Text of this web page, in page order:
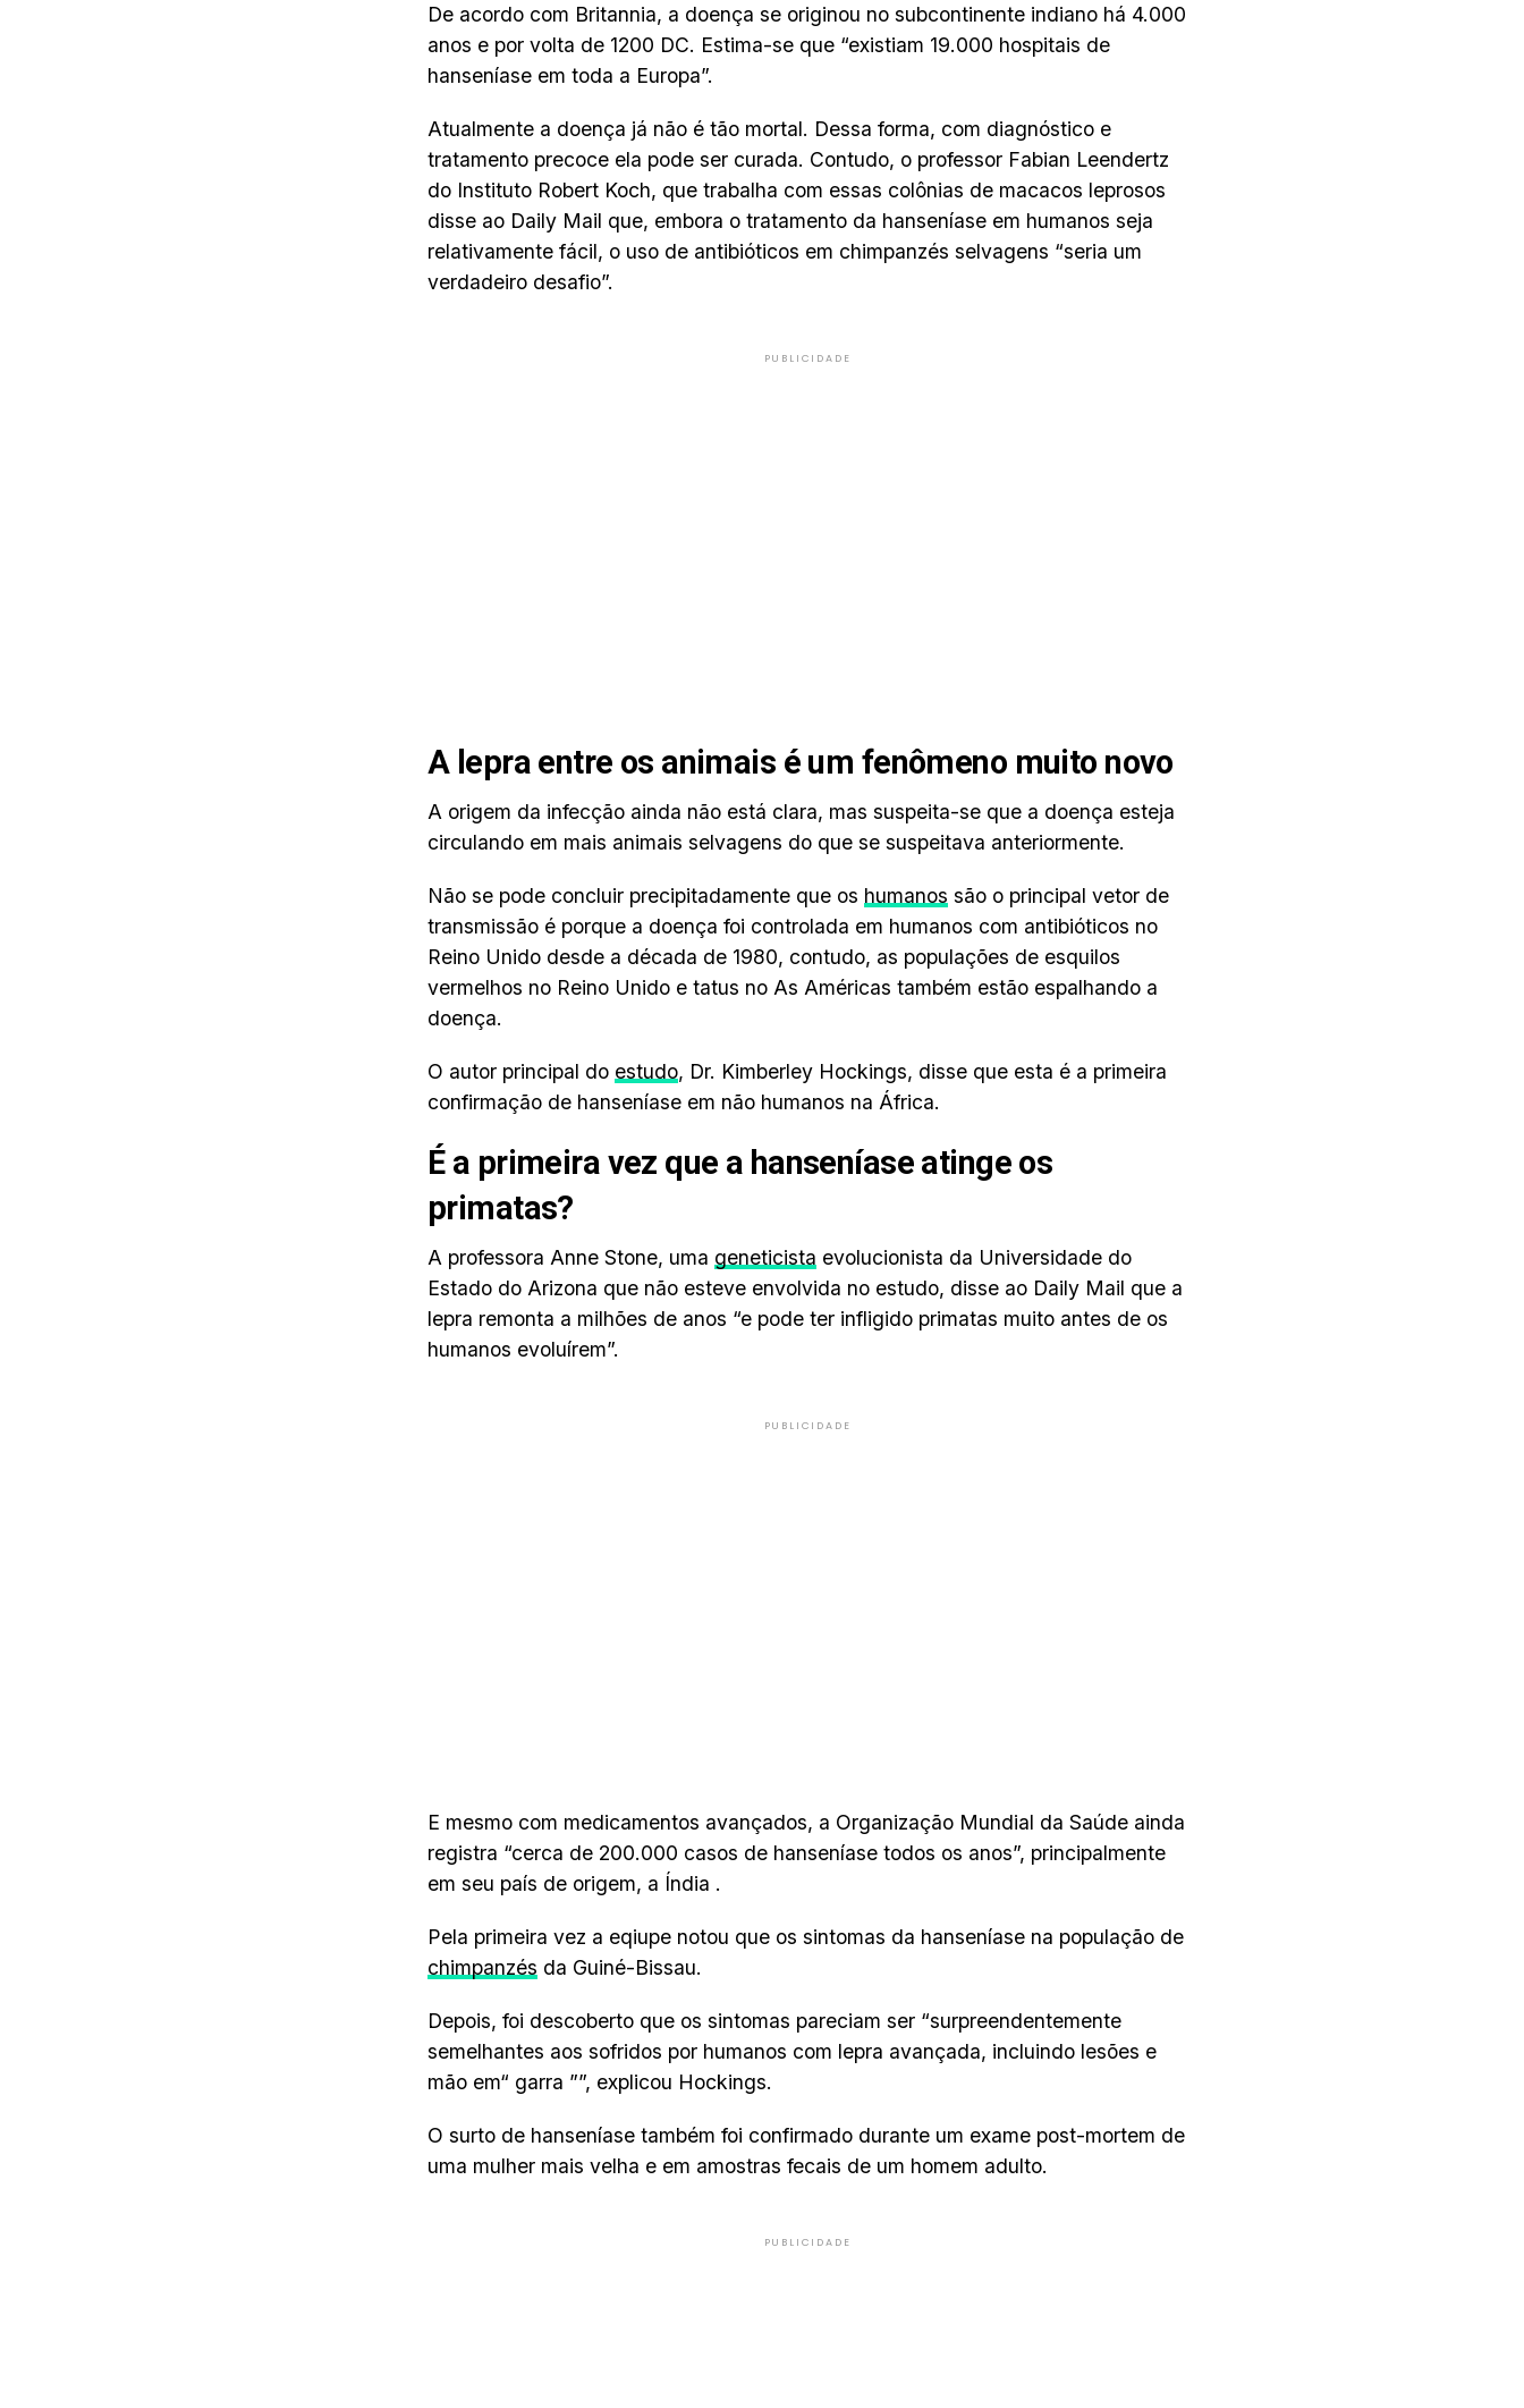
De acordo com Britannia, a doença se originou no subcontinente indiano há 4.000
anos e por volta de 1200 DC. Estima-se que “existiam 19.000 hospitais de
hanseníase em toda a Europa”.
Atualmente a doença já não é tão mortal. Dessa forma, com diagnóstico e
tratamento precoce ela pode ser curada. Contudo, o professor Fabian Leendertz
do Instituto Robert Koch, que trabalha com essas colônias de macacos leprosos
disse ao Daily Mail que, embora o tratamento da hanseníase em humanos seja
relativamente fácil, o uso de antibióticos em chimpanzés selvagens “seria um
verdadeiro desafio”.
PUBLICIDADE
A lepra entre os animais é um fenômeno muito novo
A origem da infecção ainda não está clara, mas suspeita-se que a doença esteja
circulando em mais animais selvagens do que se suspeitava anteriormente.
Não se pode concluir precipitadamente que os humanos são o principal vetor de
transmissão é porque a doença foi controlada em humanos com antibióticos no
Reino Unido desde a década de 1980, contudo, as populações de esquilos
vermelhos no Reino Unido e tatus no As Américas também estão espalhando a
doença.
O autor principal do estudo, Dr. Kimberley Hockings, disse que esta é a primeira
confirmação de hanseníase em não humanos na África.
É a primeira vez que a hanseníase atinge os
primatas?
A professora Anne Stone, uma geneticista evolucionista da Universidade do
Estado do Arizona que não esteve envolvida no estudo, disse ao Daily Mail que a
lepra remonta a milhões de anos “e pode ter infligido primatas muito antes de os
humanos evoluírem”.
PUBLICIDADE
E mesmo com medicamentos avançados, a Organização Mundial da Saúde ainda
registra “cerca de 200.000 casos de hanseníase todos os anos”, principalmente
em seu país de origem, a Índia .
Pela primeira vez a eqiupe notou que os sintomas da hanseníase na população de
chimpanzés da Guiné-Bissau.
Depois, foi descoberto que os sintomas pareciam ser “surpreendentemente
semelhantes aos sofridos por humanos com lepra avançada, incluindo lesões e
mão em“ garra ””, explicou Hockings.
O surto de hanseníase também foi confirmado durante um exame post-mortem de
uma mulher mais velha e em amostras fecais de um homem adulto.
PUBLICIDADE